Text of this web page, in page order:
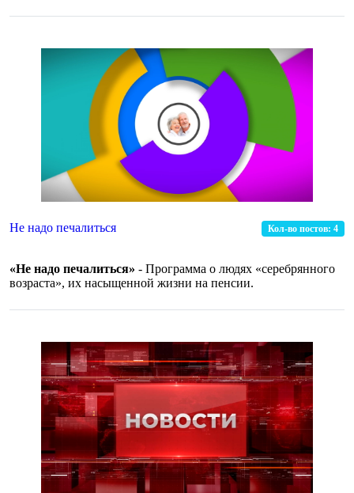
Не надо печалиться Кол-во постов: 4
«Не надо печалиться» - Программа о людях «серебрянного
возраста», их насыщенной жизни на пенсии.